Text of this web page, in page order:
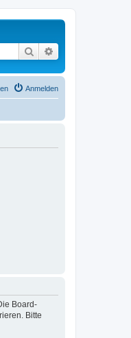
Suche
Anmelden
Board-
Bitte